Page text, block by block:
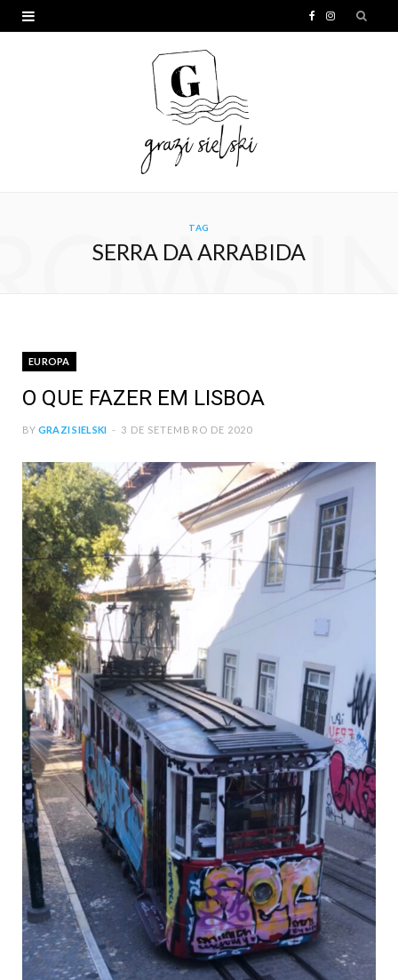
I
TAG
SERRA DA ARRABIDA
EUROPA
O QUE FAZER EM LISBOA
BY GRAZI SIELSKI 3 DE SETEMBRO DE 2020